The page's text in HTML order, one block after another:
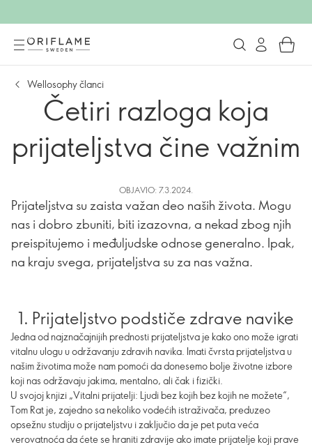
Wellosophy članci
Četiri razloga koja
prijateljstva čine važnim
OBJAVIO: 7.3.2024.
Prijateljstva su zaista važan deo naših života. Mogu
nas i dobro zbuniti, biti izazovna, a nekad zbog njih
preispitujemo i međuljudske odnose generalno. Ipak,
na kraju svega, prijateljstva su za nas važna.
1. Prijateljstvo podstiče zdrave navike
Jedna od najznačajnijih prednosti prijateljstva je kako ono može igrati
vitalnu ulogu u održavanju zdravih navika. Imati čvrsta prijateljstva u
našim životima može nam pomoći da donesemo bolje životne izbore
koji nas održavaju jakima, mentalno, ali čak i fizički.
U svojoj knjizi „Vitalni prijatelji: Ljudi bez kojih bez kojih ne možete“,
Tom Rat je, zajedno sa nekoliko vodećih istraživača, preduzeo
opsežnu studiju o prijateljstvu i zaključio da je pet puta veća
verovatnoća da ćete se hraniti zdravije ako imate prijatelje koji prave